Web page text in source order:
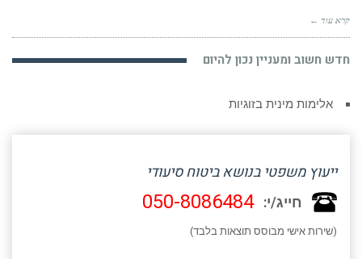
קרא עוד ←
חדש חשוב ומעניין נכון להיום
אלימות מינית בזוגיות
ייעוץ משפטי בנושא ביטוח סיעודי
חייג/י: 050-8086484
(שירות אישי מבוסס תוצאות בלבד)